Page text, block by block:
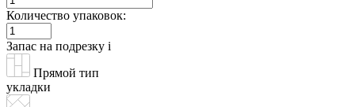
Количество упаковок:
Запас на подрезку i
Прямой тип
укладки